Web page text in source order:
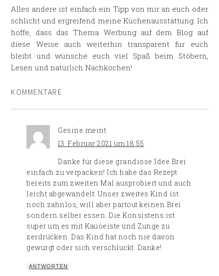
Alles andere ist einfach ein Tipp von mir an euch oder
schlicht und ergreifend meine Küchenausstattung. Ich
hoffe, dass das Thema Werbung auf dem Blog auf
diese Weise auch weiterhin transparent für euch
bleibt und wünsche euch viel Spaß beim Stöbern,
Lesen und natürlich Nachkochen!
KOMMENTARE
Gesine meint
13. Februar 2021 um 18:55
Danke für diese grandiose Idee Brei
einfach zu verpacken! Ich habe das Rezept
bereits zum zweiten Mal ausprobiert und auch
leicht abgewandelt. Unser zweites Kind ist
noch zahnlos, will aber partout keinen Brei
sondern selber essen. Die Konsistens ist
super um es mit Kauöeiste und Zunge zu
zerdrücken. Das Kind hat noch nie davon
gewürgt oder sich verschluckt. Danke!
ANTWORTEN